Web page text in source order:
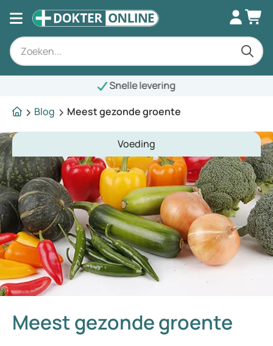
Blog
Meest gezonde groente
Voeding
Meest gezonde groente